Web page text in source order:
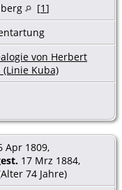
[1]
von Herbert
(Linie Kuba)
Apr 1809,
17 Mrz 1884,
74 Jahre)